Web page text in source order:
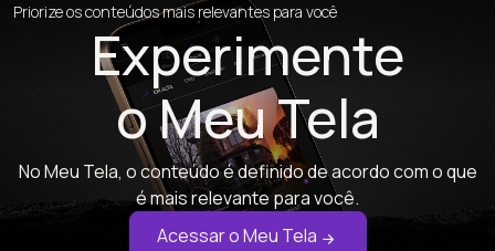
Priorize os conteúdos mais relevantes para você
Experimente
o Meu Tela
No Meu Tela, o conteúdo é definido de acordo com o que
é mais relevante para você.
Acessar o Meu Tela